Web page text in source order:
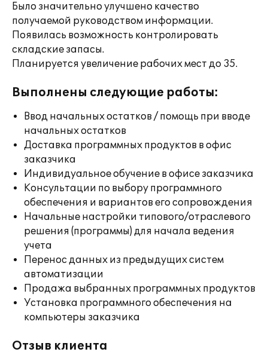
Было значительно улучшено качество
получаемой руководством информации.
Появилась возможность контролировать
складские запасы.
Планируется увеличение рабочих мест до 35.
Выполнены следующие работы:
Ввод начальных остатков / помощь при вводе
начальных остатков
Доставка программных продуктов в офис
заказчика
Индивидуальное обучение в офисе заказчика
Консультации по выбору программного
обеспечения и вариантов его сопровождения
Начальные настройки типового/отраслевого
решения (программы) для начала ведения
учета
Перенос данных из предыдущих систем
автоматизации
Продажа выбранных программных продуктов
Установка программного обеспечения на
компьютеры заказчика
Отзыв клиента